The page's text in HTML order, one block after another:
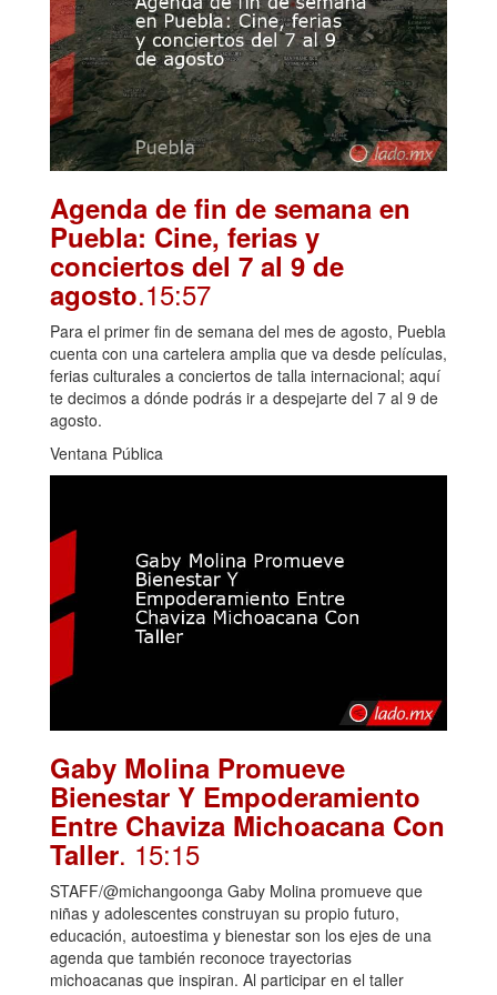
Agenda de fin de semana en
Puebla: Cine, ferias y
conciertos del 7 al 9 de
agosto.15:57
Para el primer fin de semana del mes de agosto, Puebla
cuenta con una cartelera amplia que va desde películas,
ferias culturales a conciertos de talla internacional; aquí
te decimos a dónde podrás ir a despejarte del 7 al 9 de
agosto.
Ventana Pública
Gaby Molina Promueve
Bienestar Y Empoderamiento
Entre Chaviza Michoacana Con
Taller. 15:15
STAFF/@michangoonga Gaby Molina promueve que
niñas y adolescentes construyan su propio futuro,
educación, autoestima y bienestar son los ejes de una
agenda que también reconoce trayectorias
michoacanas que inspiran. Al participar en el taller